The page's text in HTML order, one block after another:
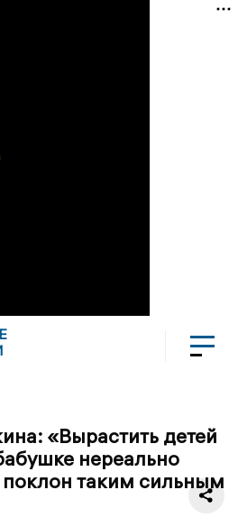
«Вырастить детей
нереально
таким сильным